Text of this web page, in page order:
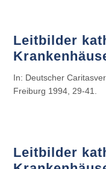
Leitbilder
In: Deutscher
Freiburg 1994, 29-41.
Leitbilder